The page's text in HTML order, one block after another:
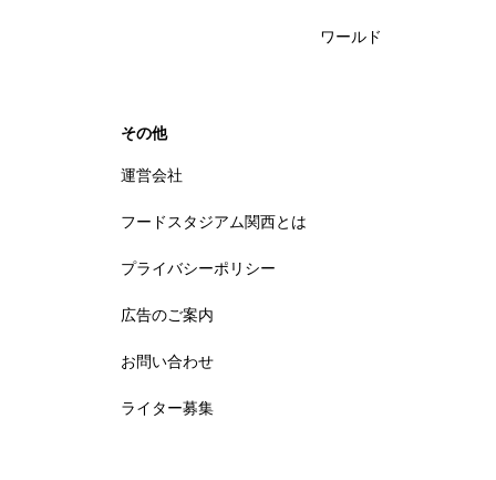
ワールド
その他
運営会社
フードスタジアム関西とは
プライバシーポリシー
広告のご案内
お問い合わせ
ライター募集